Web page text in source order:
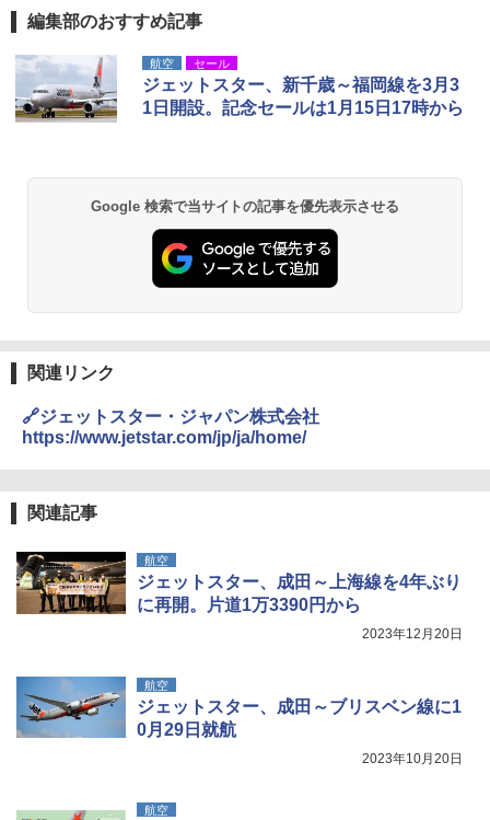
D40 地球の歩き方 チェンマイ タイ北部の魅
力的な町 2026～2027 地球の歩き方D アジア
￥2,079
地球の歩き方 スター・ウォーズ
￥2,695
￥2,277
新しい日本地理 地図・統計・移動から読み
[キャンパーズコレクション 山善] ポップアッ
プテント 傘みたいに広げて畳める パッとサ
ッとサンシェード キューブ フルクローズ メ
ッシュ 簡単設置 ワンタッチテント キャンプ
PYKES PEAK (パイクスピーク) 着替えテン
ト プライバシー テント 【中が透けない】 1
人用 折りたたみ 防災グッズ 災害用トイレ ビ
ーチ ピクニック ポップアップテント 携帯 簡
易 トイレテント (グレー)
ENDLESS BASE 《めざましテレビで紹介》
テント ワンタッチ RENEW 幅200 2-3人用 43
500002(88859)
[キャンパーズコレクション 山善] 傘みたいに
広げるだけ パッとサッとテント ブラックコ
ーティング フルクローズ メッシュ 3-4人用
簡単設置 ポップアップテント エクルベージ
[キャンパーズコレクション 山善] 傘みたいに
広げるだけ パッとサッとテント キューブワ
イド ブラックコーティング フルクローズ メ
ATCW-150B エクルベージュ
熊撃退スプレー 熊よけスプレー 熊スプレー
【日本企業販売】超強力クマ対策スプレー 30
0ml（連続噴射30秒）110ml（連続噴射15
秒）射程5～10m 安全ロック搭載 携帯収納袋
￥3,680
GRANDOOR ステンレス保冷剤 2個セット 2
026リニューアル 急速冷凍 空間倍増 衛生的
BUNDOK(バンドック)ソロ ドーム 1 EX BDK
-08EX カーキ ソロキャンプ ポリエステル フ
DEWEL パラソル 大型 ビーチ アウトドアパ
ラソル ガーデン サイトシート付 折りたたみ
防水 UVカット 4段階高さ調整 軽量 収納袋付
ポインターライト 強力 小型 緑色/赤色/青紫色
USB充電式 高精度 超長距離照射 長時間使用
可能 安全ロック付き 高安全性 金属製耐久 コ
ア/オフィス/教育現場/展示会用 緑
編集部のおすすめ記事
航空 セール
ジェットスター、新千歳～福岡線を3月3
1日開設。記念セールは1月15日17時から
Google 検索で当サイトの記事を優先表示させる
関連リンク
🔗ジェットスター・ジャパン株式会社
https://www.jetstar.com/jp/ja/home/
関連記事
航空
ジェットスター、成田～上海線を4年ぶり
に再開。片道1万3390円から
2023年12月20日
航空
ジェットスター、成田～ブリスベン線に1
0月29日就航
2023年10月20日
航空